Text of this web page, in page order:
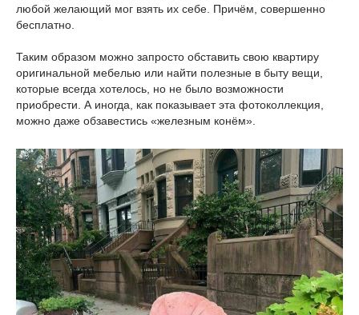
любой желающий мог взять их себе. Причём, совершенно
бесплатно.
Таким образом можно запросто обставить свою квартиру
оригинальной мебелью или найти полезные в быту вещи,
которые всегда хотелось, но не было возможности
приобрести. А иногда, как показывает эта фотоколлекция,
можно даже обзавестись «железным конём».